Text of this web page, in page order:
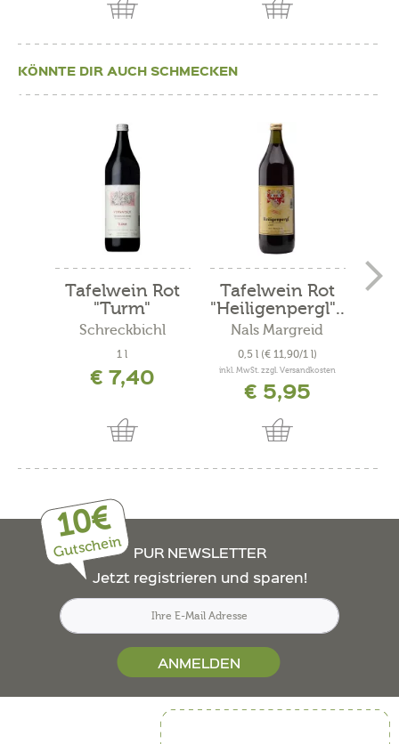
KÖNNTE DIR AUCH SCHMECKEN
Tafelwein Rot
"Turm"
Schreckbichl
1 l
€ 7,40
Tafelwein Rot
"Heiligenpergl"..
.
Nals Margreid
0,5 l (€ 11,90/1 l)
inkl. MwSt. zzgl. Versandkosten
€ 5,95
10€
Gutschein
PUR NEWSLETTER
Jetzt registrieren und sparen!
ANMELDEN